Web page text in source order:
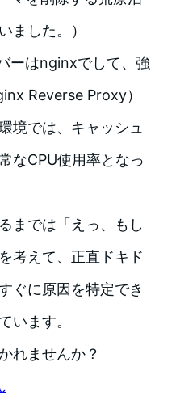
ました。）
ーはnginxでして、強
Reverse Proxy）
境では、キャッシュ
なCPU使用率となっ
までは「えっ、もし
考えて、正直ドキド
ぐに原因を特定でき
います。
れませんか？